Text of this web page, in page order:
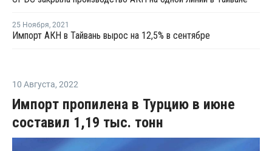
25 Ноября, 2021
Импорт АКН в Тайвань вырос на 12,5% в сентябре
10 Августа, 2022
Импорт пропилена в Турцию в июне
составил 1,19 тыс. тонн